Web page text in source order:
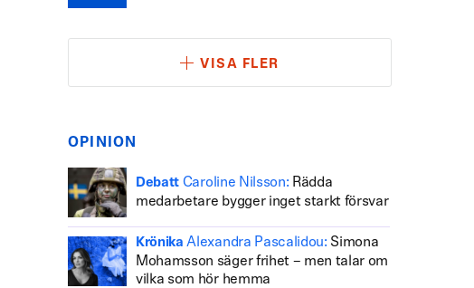
VISA FLER
OPINION
Debatt Caroline Nilsson: Rädda
medarbetare bygger inget starkt försvar
Krönika Alexandra Pascalidou: Simona
Mohamsson säger frihet – men talar om
vilka som hör hemma